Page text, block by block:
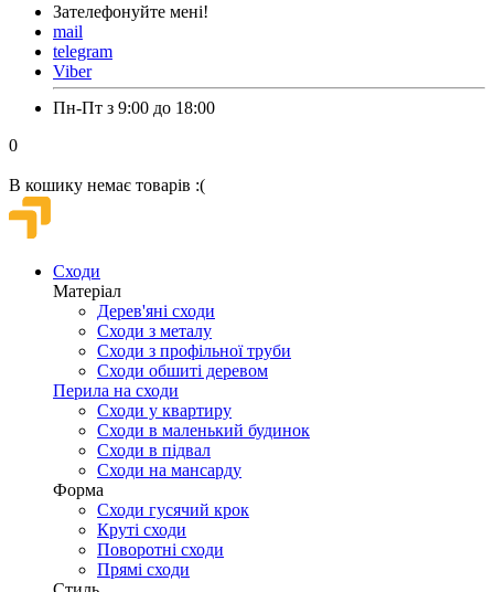
Зателефонуйте мені!
mail
telegram
Viber
Пн-Пт з 9:00 до 18:00
0
В кошику немає товарів :(
Сходи
Матеріал
Дерев'яні сходи
Сходи з металу
Сходи з профільної труби
Сходи обшиті деревом
Перила на сходи
Сходи у квартиру
Сходи в маленький будинок
Сходи в підвал
Сходи на мансарду
Форма
Сходи гусячий крок
Круті сходи
Поворотні сходи
Прямі сходи